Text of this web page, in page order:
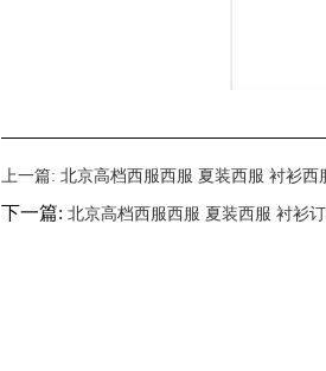
上一篇: 北京高档西服西服 夏装西服 衬衫西
下一篇: 北京高档西服西服 夏装西服 衬衫